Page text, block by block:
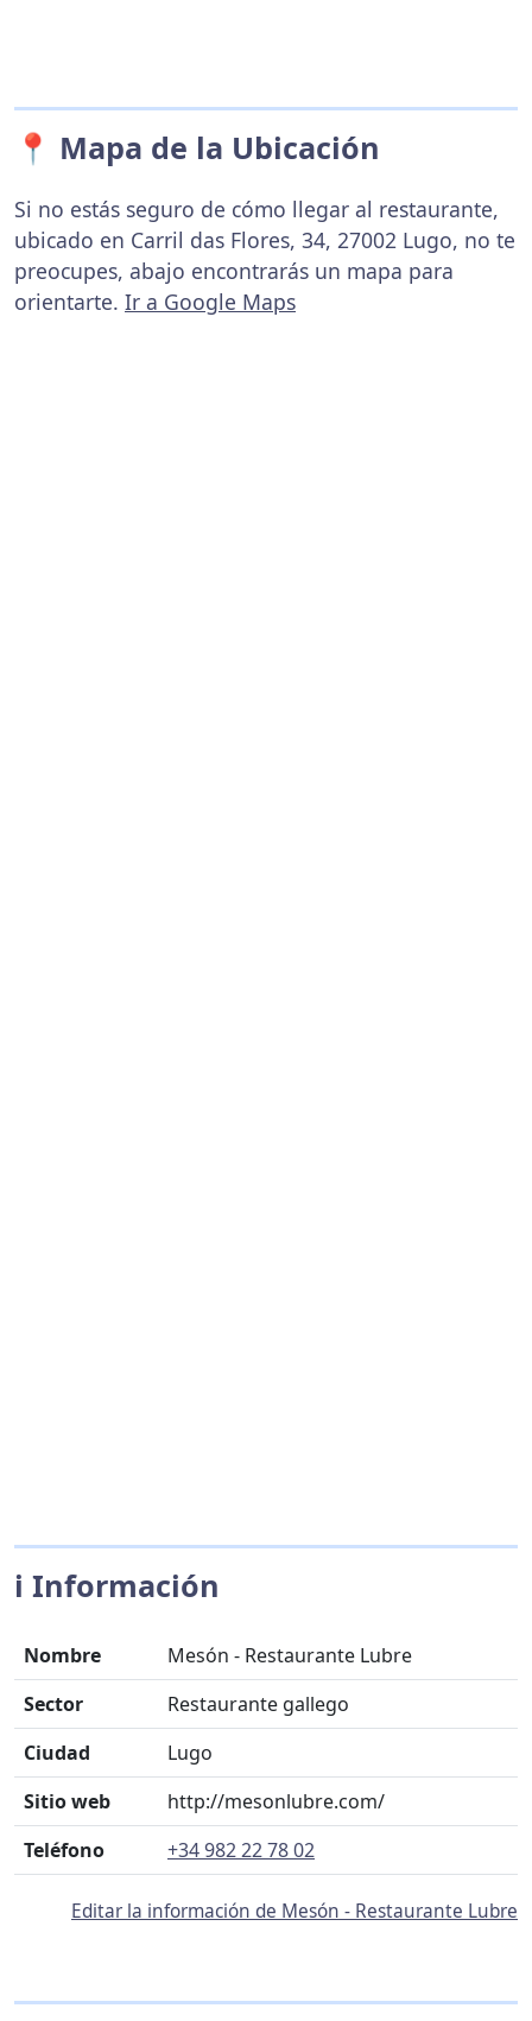
📍 Mapa de la Ubicación
Si no estás seguro de cómo llegar al restaurante,
ubicado en Carril das Flores, 34, 27002 Lugo, no te
preocupes, abajo encontrarás un mapa para
orientarte. Ir a Google Maps
ℹ️ Información
Nombre
Mesón - Restaurante Lubre
Sector
Restaurante gallego
Ciudad
Lugo
Sitio web
http://mesonlubre.com/
Teléfono
+34 982 22 78 02
Editar la información de Mesón - Restaurante Lubre